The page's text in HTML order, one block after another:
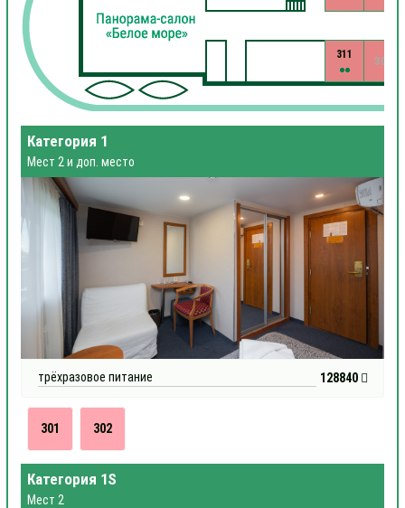
309
311
Категория 1
Мест 2 и доп. место
трёхразовое питание 128840
301 302
Категория 1S
Мест 2